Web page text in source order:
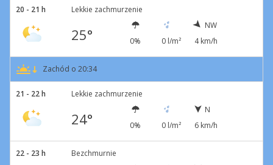
20 - 21 h Lekkie zachmurzenie
25° 0% 0 l/m²
NW
4 km/h
Zachód o 20:34
21 - 22 h Lekkie zachmurzenie
24° 0% 0 l/m²
N
6 km/h
22 - 23 h Bezchmurnie